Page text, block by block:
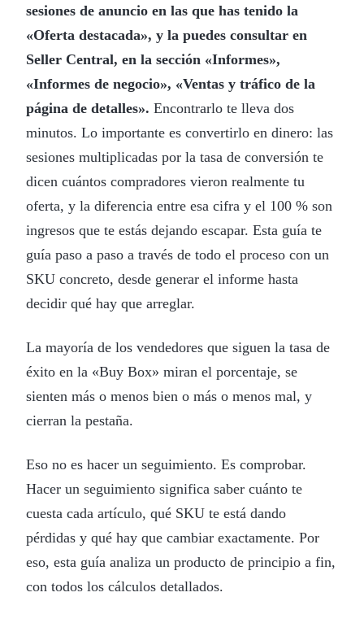
sesiones de anuncio en las que has tenido la
«Oferta destacada», y la puedes consultar en
Seller Central, en la sección «Informes»,
«Informes de negocio», «Ventas y tráfico de la
página de detalles». Encontrarlo te lleva dos
minutos. Lo importante es convertirlo en dinero: las
sesiones multiplicadas por la tasa de conversión te
dicen cuántos compradores vieron realmente tu
oferta, y la diferencia entre esa cifra y el 100 % son
ingresos que te estás dejando escapar. Esta guía te
guía paso a paso a través de todo el proceso con un
SKU concreto, desde generar el informe hasta
decidir qué hay que arreglar.
La mayoría de los vendedores que siguen la tasa de
éxito en la «Buy Box» miran el porcentaje, se
sienten más o menos bien o más o menos mal, y
cierran la pestaña.
Eso no es hacer un seguimiento. Es comprobar.
Hacer un seguimiento significa saber cuánto te
cuesta cada artículo, qué SKU te está dando
pérdidas y qué hay que cambiar exactamente. Por
eso, esta guía analiza un producto de principio a fin,
con todos los cálculos detallados.